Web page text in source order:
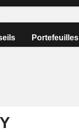
Portefeuilles